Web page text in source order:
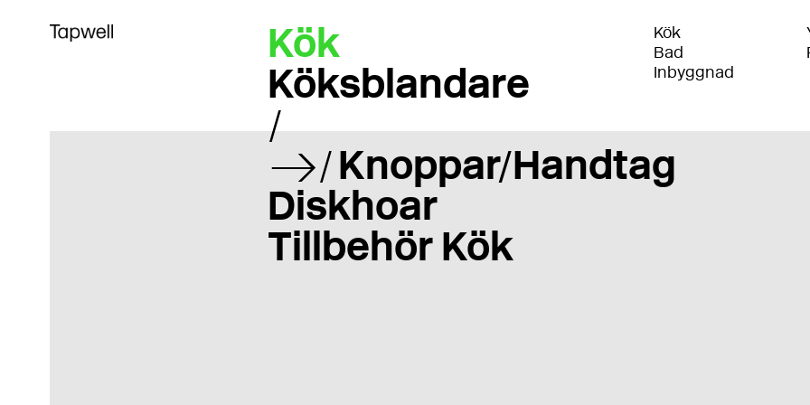
Kök
Köksblandare
Knoppar/Handtag
Diskhoar
Tillbehör Kök
Kök
Bad
Inbyggnad